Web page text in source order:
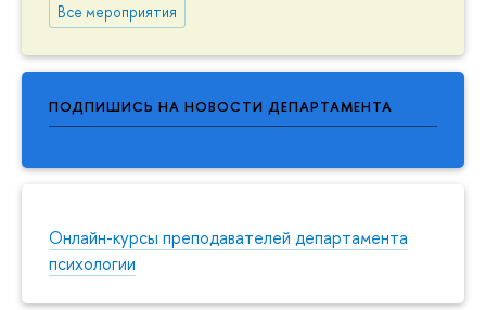
Все мероприятия
ПОДПИШИСЬ НА НОВОСТИ ДЕПАРТАМЕНТА
Онлайн-курсы преподавателей департамента
психологии